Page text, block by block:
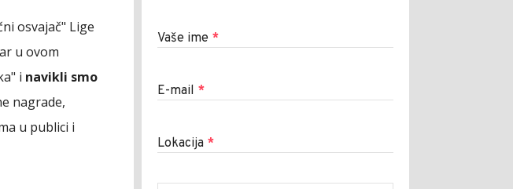
osvajač" Lige
u ovom
i navikli smo
nagrade,
u publici i
Vaše ime *
E-mail *
Lokacija *